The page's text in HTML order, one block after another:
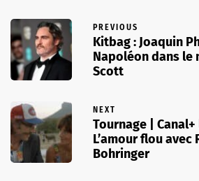
PREVIOUS
Kitbag : Joaquin
Napoléon dans le
Scott
NEXT
Tournage |
L’amour flou avec
Bohringer